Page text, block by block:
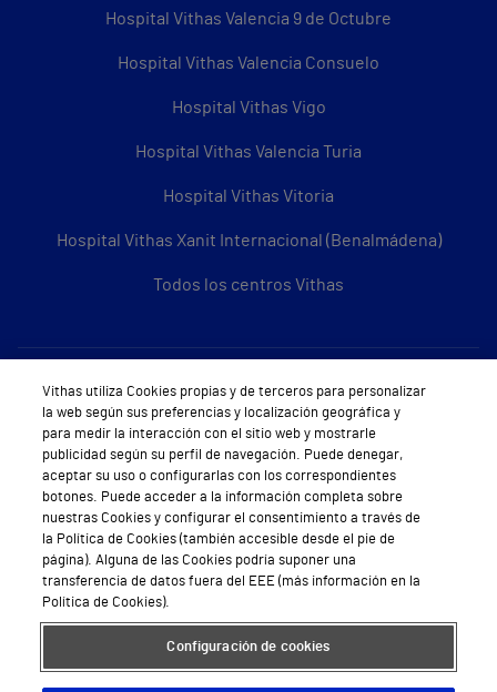
Hospital Vithas Valencia 9 de Octubre
Hospital Vithas Valencia Consuelo
Hospital Vithas Vigo
Hospital Vithas Valencia Turia
Hospital Vithas Vitoria
Hospital Vithas Xanit Internacional (Benalmádena)
Todos los centros Vithas
Sobre Vithas
Quiénes somos
Trabajar en Vithas
Teléfono Cita Médica
Teléfono Atención al Cliente
Política de seguridad y salud en el trabajo
Conoce a Supervita
Vithas utiliza Cookies propias y de terceros para personalizar
la web según sus preferencias y localización geográfica y
para medir la interacción con el sitio web y mostrarle
publicidad según su perfil de navegación. Puede denegar,
aceptar su uso o configurarlas con los correspondientes
botones. Puede acceder a la información completa sobre
nuestras Cookies y configurar el consentimiento a través de
la Política de Cookies (también accesible desde el pie de
página). Alguna de las Cookies podría suponer una
transferencia de datos fuera del EEE (más información en la
Política de Cookies).
Configuración de cookies